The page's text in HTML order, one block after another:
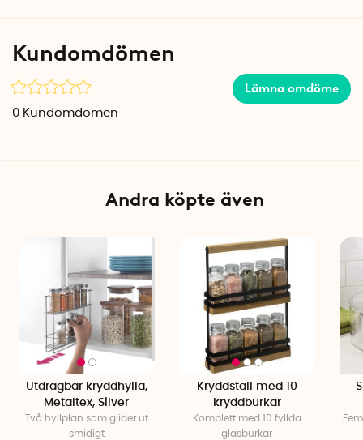
passar in i de flesta kök och skåp.
Specifikationer
Höjd: 9,7 cm
Kundomdömen
Lämna omdöme
0 Kundomdömen
Andra köpte även
Utdragbar kryddhylla,
Metaltex, Silver
Två hyllplan som glider ut
smidigt
Kryddställ med 10
kryddburkar
Komplett med 10 fyllda
glasburkar